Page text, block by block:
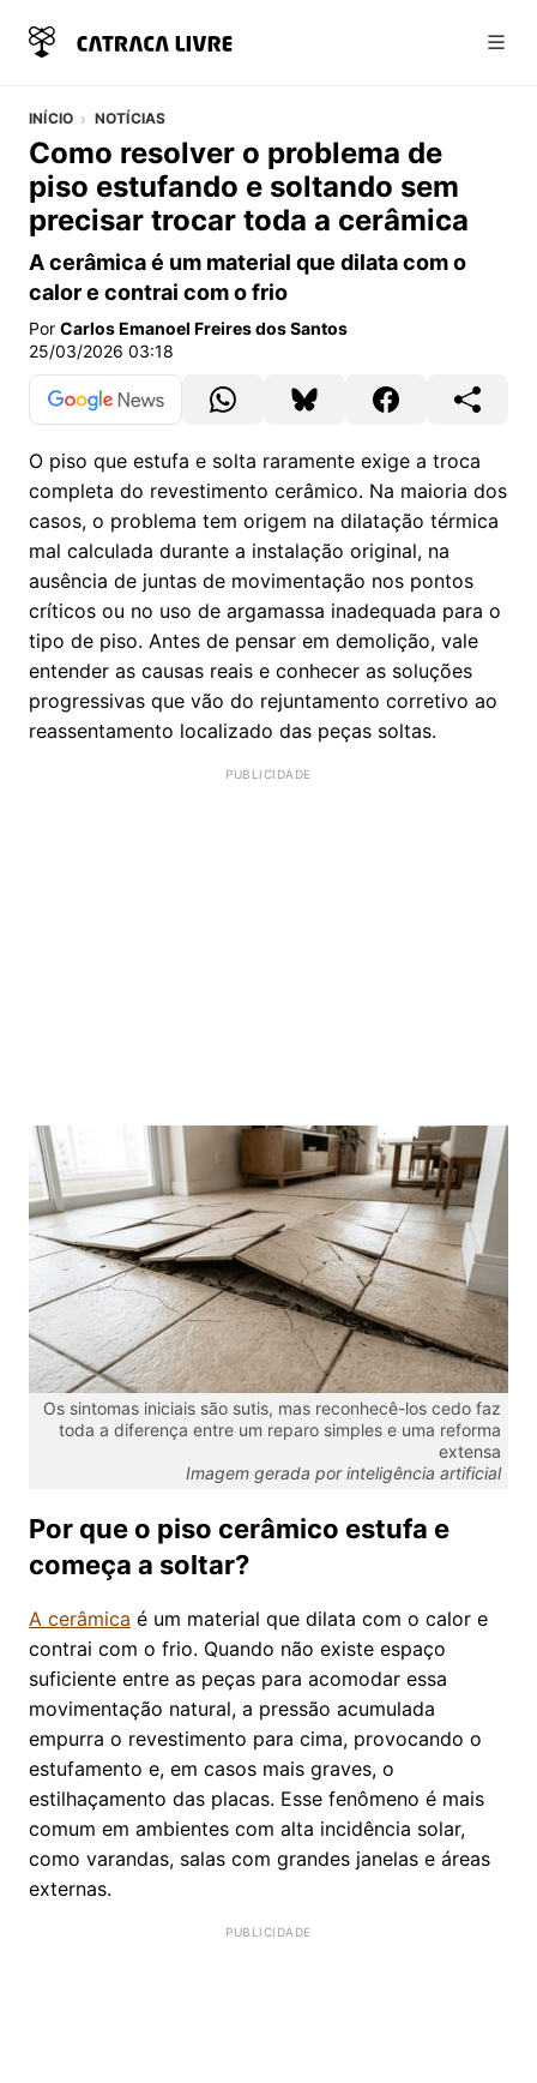
INÍCIO NOTÍCIAS
Como resolver o problema de
piso estufando e soltando sem
precisar trocar toda a cerâmica
A cerâmica é um material que dilata com o
calor e contrai com o frio
Por Carlos Emanoel Freires dos Santos
25/03/2026 03:18
O piso que estufa e solta raramente exige a troca
completa do revestimento cerâmico. Na maioria dos
casos, o problema tem origem na dilatação térmica
mal calculada durante a instalação original, na
ausência de juntas de movimentação nos pontos
críticos ou no uso de argamassa inadequada para o
tipo de piso. Antes de pensar em demolição, vale
entender as causas reais e conhecer as soluções
progressivas que vão do rejuntamento corretivo ao
reassentamento localizado das peças soltas.
Os sintomas iniciais são sutis, mas reconhecê-los cedo faz
toda a diferença entre um reparo simples e uma reforma
extensa
Imagem gerada por inteligência artificial
Por que o piso cerâmico estufa e
começa a soltar?
A cerâmica é um material que dilata com o calor e
contrai com o frio. Quando não existe espaço
suficiente entre as peças para acomodar essa
movimentação natural, a pressão acumulada
empurra o revestimento para cima, provocando o
estufamento e, em casos mais graves, o
estilhaçamento das placas. Esse fenômeno é mais
comum em ambientes com alta incidência solar,
como varandas, salas com grandes janelas e áreas
externas.